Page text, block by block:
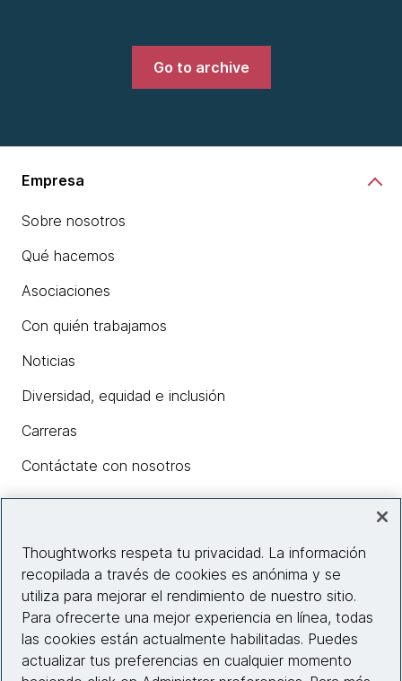
Go to archive
Empresa
Sobre nosotros
Qué hacemos
Asociaciones
Con quién trabajamos
Noticias
Diversidad, equidad e inclusión
Carreras
Contáctate con nosotros
Información del sitio web
Conecta con nosotros
Thoughtworks respeta tu privacidad. La información
recopilada a través de cookies es anónima y se
utiliza para mejorar el rendimiento de nuestro sitio.
Para ofrecerte una mejor experiencia en línea, todas
las cookies están actualmente habilitadas. Puedes
actualizar tus preferencias en cualquier momento